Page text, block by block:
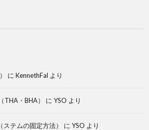
に KennethFal より
THA・BHA） に YSO より
テムの固定方法） に YSO より